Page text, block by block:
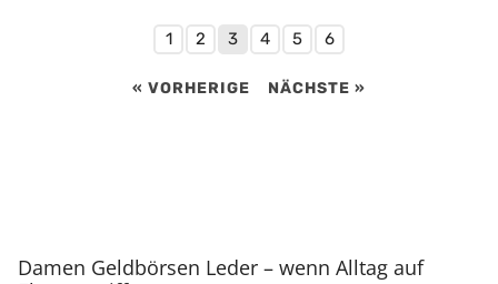
« VORHERIGE
1 2 3 4 5 6
NÄCHSTE »
Damen Geldbörsen Leder – wenn Alltag auf